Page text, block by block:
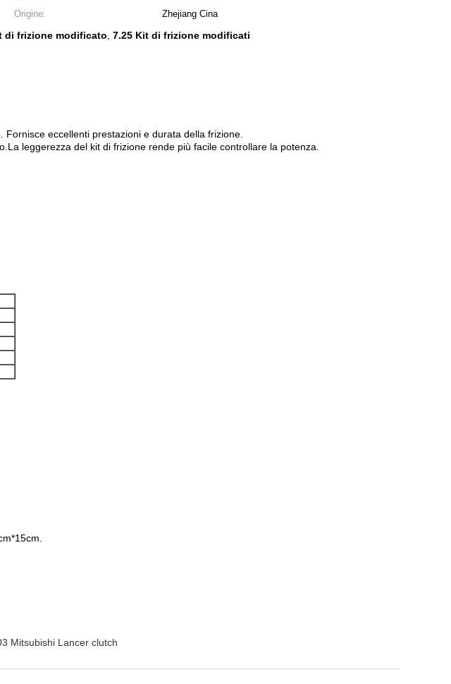
Origine:
Zhejiang Cina
di frizione modificato, 7.25 Kit di frizione modificati
eccellenti prestazioni e durata della frizione.
leggerezza del kit di frizione rende più facile controllare la potenza.
Mitsubishi Lancer clutch